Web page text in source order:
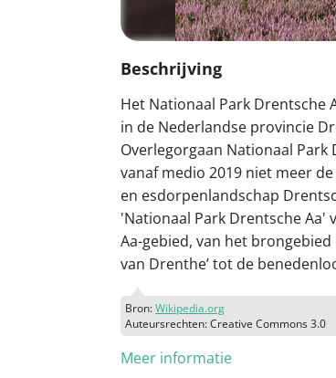
Beschrijving
Het Nationaal Park Drentsche
in de Nederlandse provincie
Overlegorgaan Nationaal Park
vanaf medio 2019 niet meer
en esdorpenlandschap
'Nationaal Park Drentsche Aa'
Aa-gebied, van het
van Drenthe’ tot de
Bron:Wikipedia.org
Auteursrechten: Creative Commons 3.0
Meer informatie